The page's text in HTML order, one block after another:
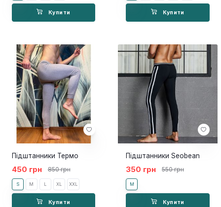
Купити Купити
Підштанники Термо
450 грн 850 грн
S M L XL XXL
Купити
Підштанники Seobean
350 грн 550 грн
M
Купити